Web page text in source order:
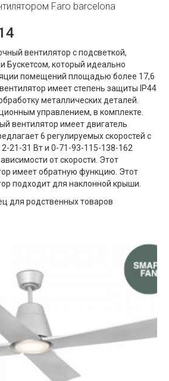
Faro barcelona
вентилятор с подсветкой,
Бускетсом, который идеально
помещений площадью более 17,6
имеет степень защиты IP44
металлических деталей.
управлением, в комплекте.
вентилятор имеет двигатель
6 регулируемых скоростей с
21-31 Вт и 0-71-93-115-138-162
от скорости. Этот
имеет обратную функцию. Этот
подходит для наклонной крыши.
для родственных товаров